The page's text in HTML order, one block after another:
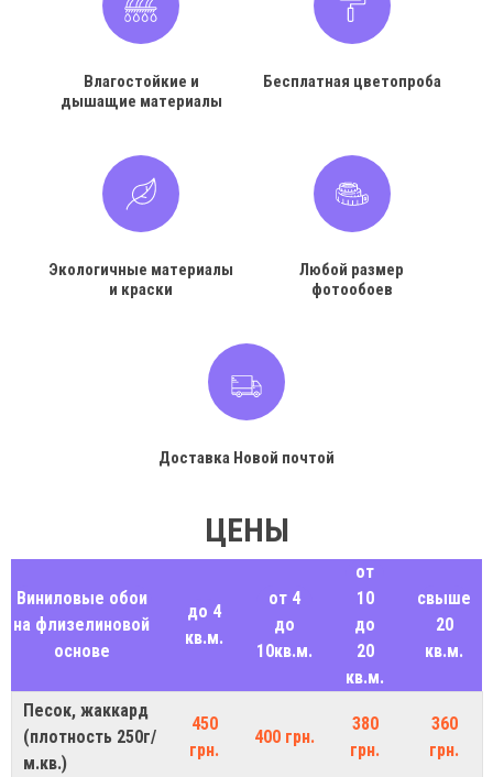
Влагостойкие и
дышащие материалы
Бесплатная цветопроба
Экологичные материалы
и краски
Любой размер
фотообоев
Доставка Новой почтой
ЦЕНЫ
Виниловые обои
на флизелиновой
основе
до 4
кв.м.
от 4
до
10кв.м.
от
10
до
20
кв.м.
свыше
20
кв.м.
Песок, жаккард
(плотность 250г/
м.кв.)
450
грн.
400 грн.
380
грн.
360
грн.